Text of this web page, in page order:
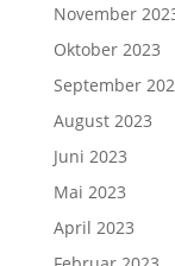
November
Oktober 2023
September
August 2023
Juni 2023
Mai 2023
April 2023